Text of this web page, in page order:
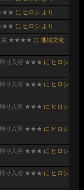
★★★ に ヒロシ より
★★★ に ヒロシ より
入浴 ★★★★ に 地域文化
帰り入浴 ★★★ に ヒロシ
帰り入浴 ★★★ に ヒロシ
帰り入浴 ★★★ に ヒロシ
帰り入浴 ★★★ に ヒロシ
帰り入浴 ★★★ に ヒロシ
帰り入浴 ★★★ に ヒロシ